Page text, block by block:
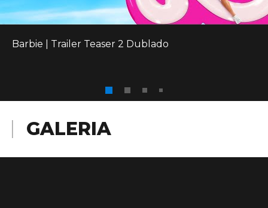
Barbie | Trailer Teaser 2 Dublado
GALERIA